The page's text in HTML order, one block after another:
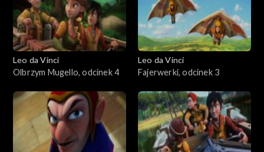
Leo da Vinci
Olbrzym Mugello, odcinek 4
Leo da Vinci
Fajerwerki, odcinek 3